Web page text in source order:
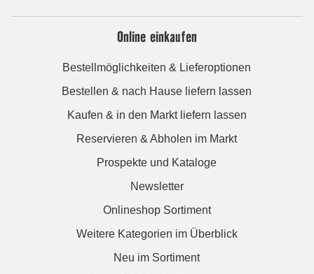
Online einkaufen
Bestellmöglichkeiten & Lieferoptionen
Bestellen & nach Hause liefern lassen
Kaufen & in den Markt liefern lassen
Reservieren & Abholen im Markt
Prospekte und Kataloge
Newsletter
Onlineshop Sortiment
Weitere Kategorien im Überblick
Neu im Sortiment